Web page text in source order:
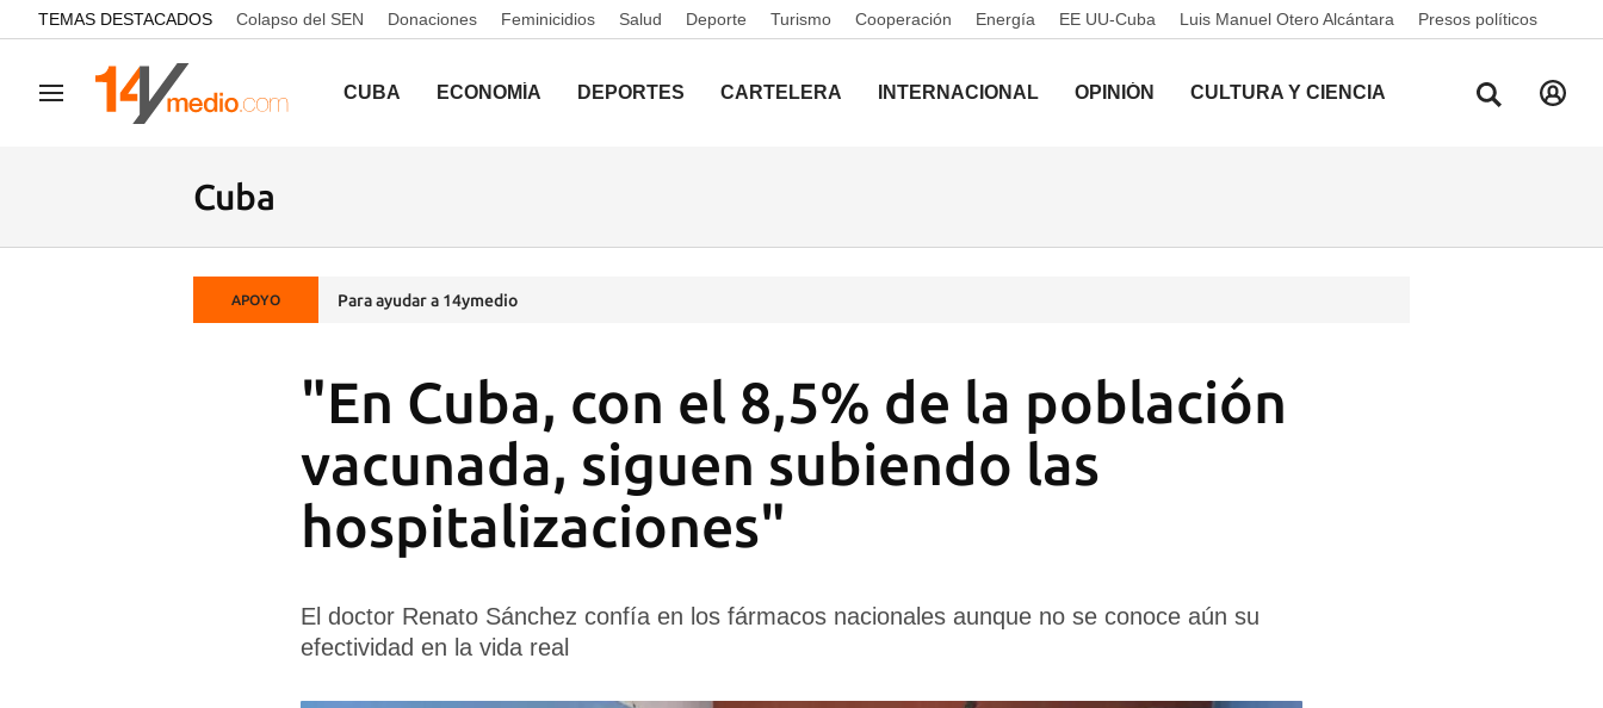
common.go-to-content
TEMAS DESTACADOS Colapso del SEN Donaciones Feminicidios Salud Deporte Turismo Cooperación Energía EE UU-Cuba Luis Manuel Otero Alcántara Presos políticos
Navegación CUBA ECONOMÍA DEPORTES CARTELERA INTERNACIONAL OPINIÓN CULTURA Y CIENCIA
Cuba
APOYO Para ayudar a 14ymedio
"En Cuba, con el 8,5% de la población
vacunada, siguen subiendo las
hospitalizaciones"
El doctor Renato Sánchez confía en los fármacos nacionales aunque no se conoce aún su
efectividad en la vida real